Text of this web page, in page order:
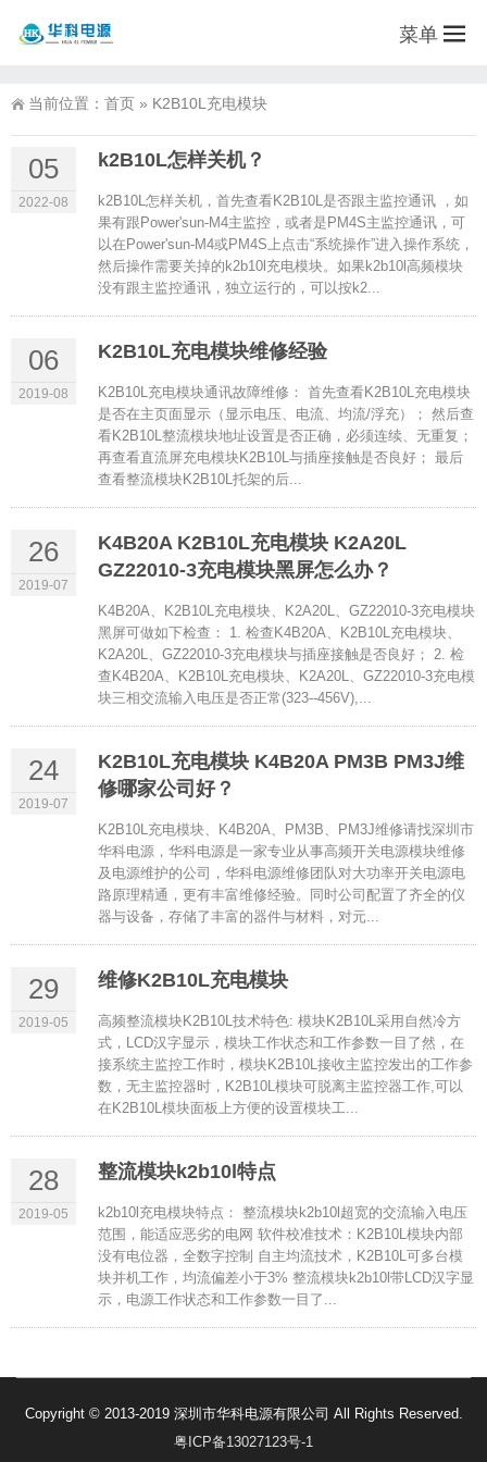
菜单
当前位置： 首页 » K2B10L充电模块
05
2022-08
k2B10L怎样关机？
k2B10L怎样关机，首先查看K2B10L是否跟主监控通讯 ，如
果有跟Power'sun-M4主监控，或者是PM4S主监控通讯，可
以在Power'sun-M4或PM4S上点击“系统操作”进入操作系统，
然后操作需要关掉的k2b10l充电模块。如果k2b10l高频模块
没有跟主监控通讯，独立运行的，可以按k2...
06
2019-08
K2B10L充电模块维修经验
K2B10L充电模块通讯故障维修： 首先查看K2B10L充电模块
是否在主页面显示（显示电压、电流、均流/浮充）； 然后查
看K2B10L整流模块地址设置是否正确，必须连续、无重复；
再查看直流屏充电模块K2B10L与插座接触是否良好； 最后
查看整流模块K2B10L托架的后...
26
2019-07
K4B20A K2B10L充电模块 K2A20L
GZ22010-3充电模块黑屏怎么办？
K4B20A、K2B10L充电模块、K2A20L、GZ22010-3充电模块
黑屏可做如下检查： 1. 检查K4B20A、K2B10L充电模块、
K2A20L、GZ22010-3充电模块与插座接触是否良好； 2. 检
查K4B20A、K2B10L充电模块、K2A20L、GZ22010-3充电模
块三相交流输入电压是否正常(323--456V),...
24
2019-07
K2B10L充电模块 K4B20A PM3B PM3J维
修哪家公司好？
K2B10L充电模块、K4B20A、PM3B、PM3J维修请找深圳市
华科电源，华科电源是一家专业从事高频开关电源模块维修
及电源维护的公司，华科电源维修团队对大功率开关电源电
路原理精通，更有丰富维修经验。同时公司配置了齐全的仪
器与设备，存储了丰富的器件与材料，对元...
29
2019-05
维修K2B10L充电模块
高频整流模块K2B10L技术特色: 模块K2B10L采用自然冷方
式，LCD汉字显示，模块工作状态和工作参数一目了然，在
接系统主监控工作时，模块K2B10L接收主监控发出的工作参
数，无主监控器时，K2B10L模块可脱离主监控器工作,可以
在K2B10L模块面板上方便的设置模块工...
28
2019-05
整流模块k2b10l特点
k2b10l充电模块特点： 整流模块k2b10l超宽的交流输入电压
范围，能适应恶劣的电网 软件校准技术：K2B10L模块内部
没有电位器，全数字控制 自主均流技术，K2B10L可多台模
块并机工作，均流偏差小于3% 整流模块k2b10l带LCD汉字显
示，电源工作状态和工作参数一目了...
Copyright © 2013-2019 深圳市华科电源有限公司 All Rights Reserved.
粤ICP备13027123号-1